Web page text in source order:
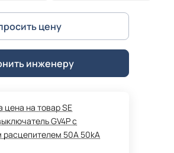
цену
инженеру
цена на товар SE
GV4P с
50A 50kA